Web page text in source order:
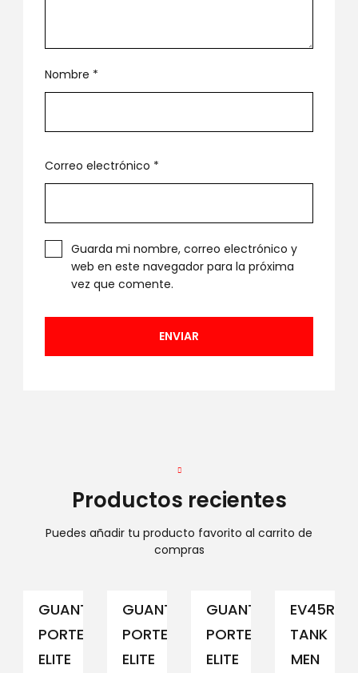
Nombre *
Correo electrónico *
Guarda mi nombre, correo electrónico y
web en este navegador para la próxima
vez que comente.
Productos recientes
Puedes añadir tu producto favorito al carrito de
compras
GUANTE
PORTERO
ELITE
GUANTE
PORTERO
ELITE
GUANTE
PORTERO
ELITE
TANK
MEN